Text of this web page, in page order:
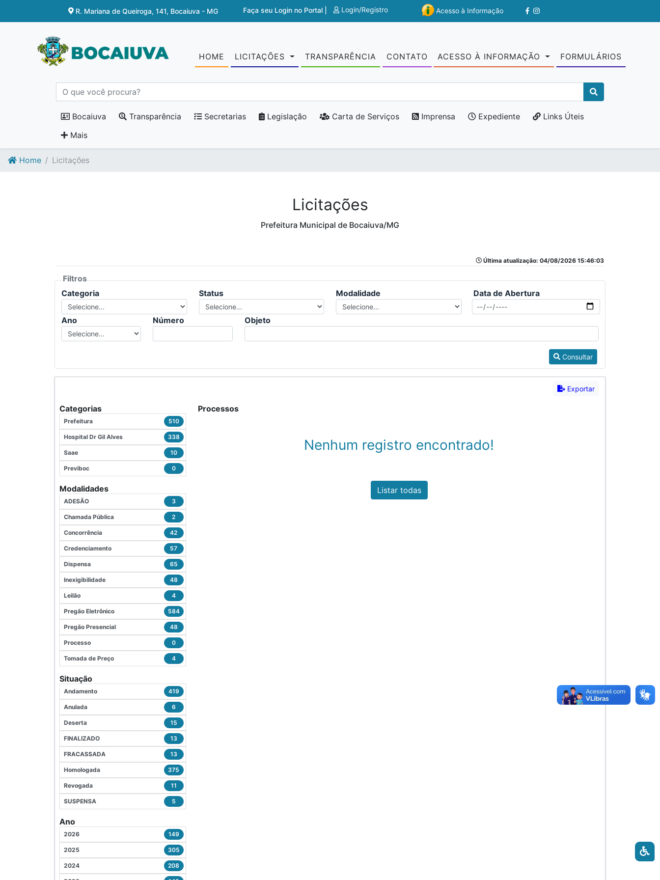
Ir para o fim do conteúdo
R. Mariana de Queiroga, 141, Bocaiuva - MG Faça seu Login no Portal | Login/Registro Acesso à Informação
HOME LICITAÇÕES TRANSPARÊNCIA CONTATO ACESSO À INFORMAÇÃO FORMULÁRIOS
Bocaiuva Transparência Secretarias Legislação Carta de Serviços Imprensa Expediente
Links Úteis
Mais
Home Licitações
Licitações
Prefeitura Municipal de Bocaiuva/MG
Última atualização: 04/08/2026 15:46:03
Filtros
Categoria
Status Modalidade Data de Abertura
Ano Número Objeto
Consultar
Exportar
Categorias
Prefeitura 510
Hospital Dr Gil Alves 338
Saae 10
Previboc 0
Modalidades
ADESÃO 3
Chamada Pública 2
Concorrência 42
Credenciamento 57
Dispensa 65
Inexigibilidade 48
Leilão 4
Pregão Eletrônico 584
Pregão Presencial 48
Processo 0
Tomada de Preço 4
Situação
Andamento 419
Anulada 6
Deserta 15
FINALIZADO 13
FRACASSADA 13
Homologada 375
Revogada 11
SUSPENSA 5
Ano
2026 149
2025 305
2024 208
Processos
Nenhum registro encontrado!
Listar todas